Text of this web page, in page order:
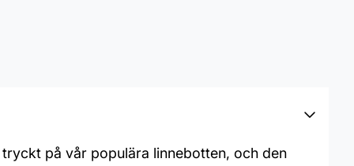
på vår populära linnebotten, och den